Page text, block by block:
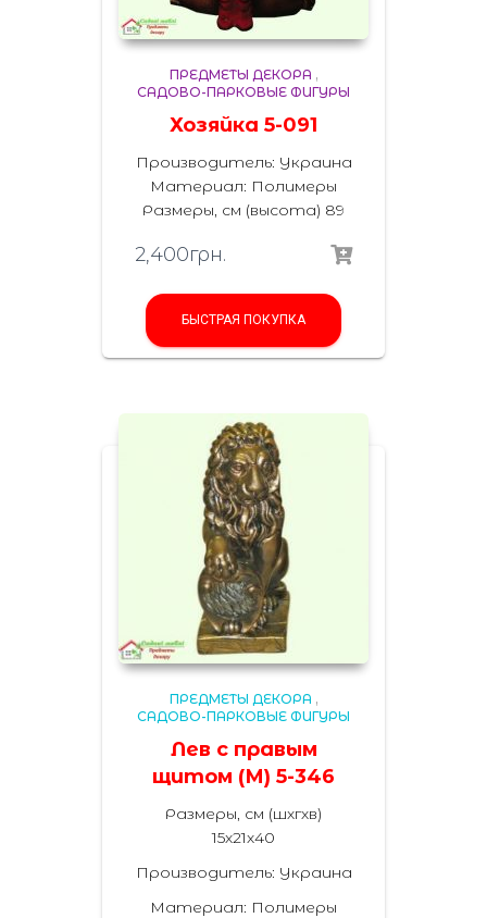
ПРЕДМЕТЫ ДЕКОРА ,
САДОВО-ПАРКОВЫЕ ФИГУРЫ
Хозяйка 5-091
Производитель: Украина
Материал: Полимеры
Размеры, см (высота) 89
2,400грн.
БЫСТРАЯ ПОКУПКА
ПРЕДМЕТЫ ДЕКОРА ,
САДОВО-ПАРКОВЫЕ ФИГУРЫ
Лев с правым
щитом (М) 5-346
Размеры, см (шхгхв)
15х21х40
Производитель: Украина
Материал: Полимеры